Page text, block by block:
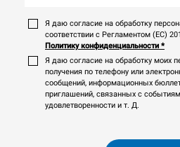
Я даю согласие на обработку
соответствии с Регламентом (ЕС)
Политику конфиденциальности *
Я даю согласие на обработку моих
получения по телефону или
сообщений, информационных
приглашений, связанных с
удовлетворенности и т. Д.